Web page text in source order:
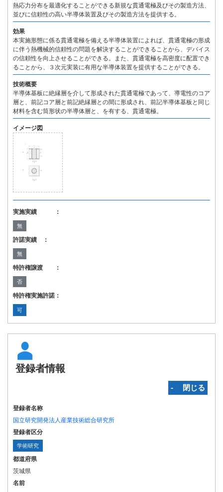
熱応力分布を最適化することができる新規な貫通電極及びその製造方法、
並びに信頼性の高い半導体装置及びその製造方法を提供する。
効果
本実施形態に係る貫通電極を備える半導体装置によれば、貫通電極の形成
に伴う熱機械的信頼性の問題を解決することができることから、デバイス
の信頼性を向上させることができる。また、貫通電極を高密度に配置でき
ることから、３次元実装に有用な半導体装置を提供することができる。
技術概要
半導体基板に絶縁層を介して形成された貫通電極であって、導電性のコア
層と、前記コア層と前記絶縁層との間に形成され、前記半導体基板と同じ
材料を含む筒形状の半導体層と、を有する、貫通電極。
イメージ図
実施実績 ：
無
許諾実績 ：
無
特許権譲渡 ：
否
特許権実施許諾：
可
登録者情報
‐ 閉じる
登録者名称
国立研究開発法人産業技術総合研究所
登録者区分
学術研究
都道府県
茨城県
名前